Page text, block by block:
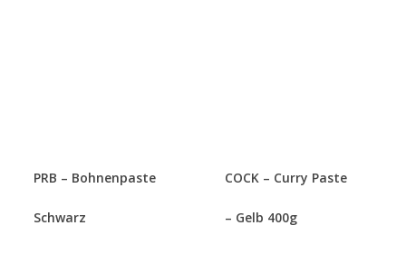
PRB – Bohnenpaste
Schwarz
COCK – Curry Paste
– Gelb 400g